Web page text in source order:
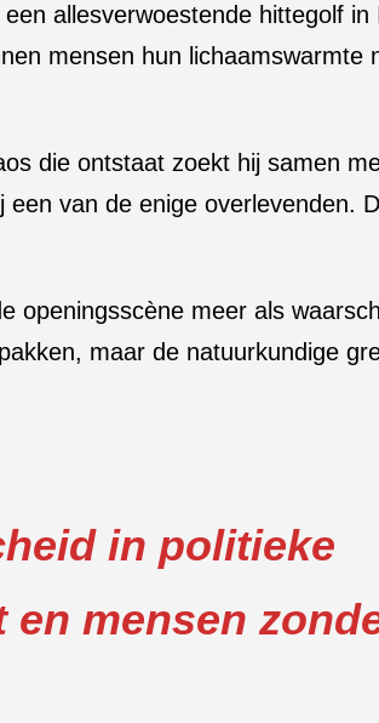
allesverwoestende hittegolf in
mensen hun lichaamswarmte
die ontstaat zoekt hij samen
van de enige overlevenden.
openingsscène meer als
maar de natuurkundige
in politieke
mensen